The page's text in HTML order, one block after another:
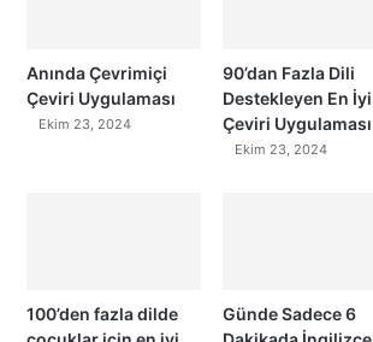
Anında Çevrimiçi
Çeviri Uygulaması
Ekim 23, 2024
90’dan Fazla Dili
Destekleyen En İyi
Çeviri Uygulaması
Ekim 23, 2024
100’den fazla dilde
Günde Sadece 6